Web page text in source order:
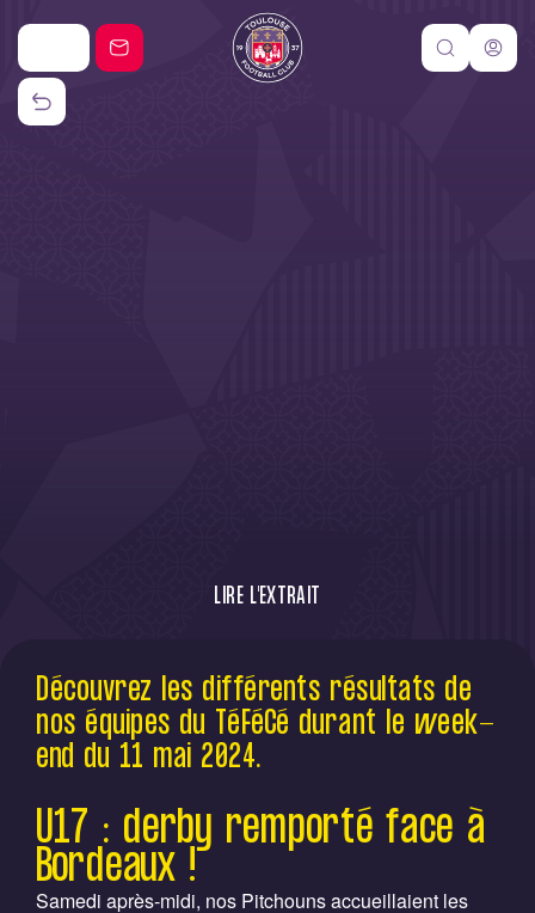
LIRE L'EXTRAIT
Découvrez les différents résultats de nos
équipes du TéFéCé durant le week-end du
11 mai 2024.
Découvrez les différents résultats de
nos équipes du TéFéCé durant le week-
end du 11 mai 2024.
U17 : derby remporté face à
Bordeaux !
Samedi après-midi, nos Pitchouns accueillaient les